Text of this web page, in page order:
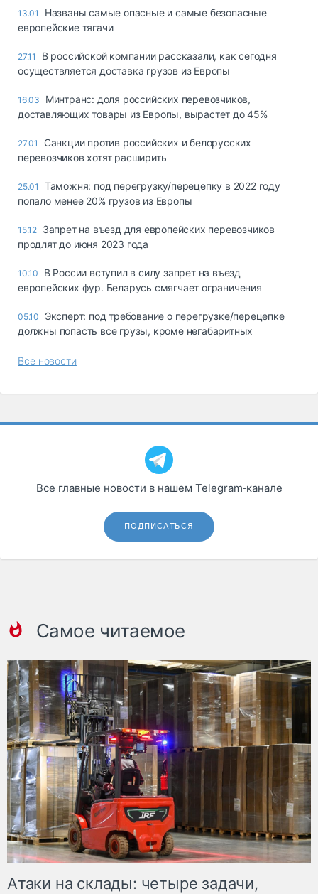
13.01
Названы самые опасные и самые безопасные
европейские тягачи
27.11
В российской компании рассказали, как сегодня
осуществляется доставка грузов из Европы
16.03
Минтранс: доля российских перевозчиков,
доставляющих товары из Европы, вырастет до 45%
27.01
Санкции против российских и белорусских
перевозчиков хотят расширить
25.01
Таможня: под перегрузку/перецепку в 2022 году
попало менее 20% грузов из Европы
15.12 Запрет на въезд для европейских перевозчиков
продлят до июня 2023 года
10.10
В России вступил в силу запрет на въезд
европейских фур. Беларусь смягчает ограничения
05.10
Эксперт: под требование о перегрузке/перецепке
должны попасть все грузы, кроме негабаритных
Все новости
Все главные новости в нашем Telegram‑канале
ПОДПИСАТЬСЯ
Самое читаемое
Атаки на склады: четыре задачи,